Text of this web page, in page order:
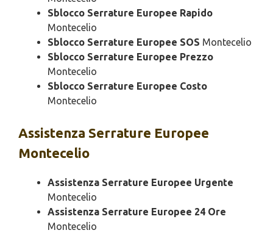
Sblocco Serrature Europee Rapido
Montecelio
Sblocco Serrature Europee SOS Montecelio
Sblocco Serrature Europee Prezzo
Montecelio
Sblocco Serrature Europee Costo
Montecelio
Assistenza Serrature Europee
Montecelio
Assistenza Serrature Europee Urgente
Montecelio
Assistenza Serrature Europee 24 Ore
Montecelio